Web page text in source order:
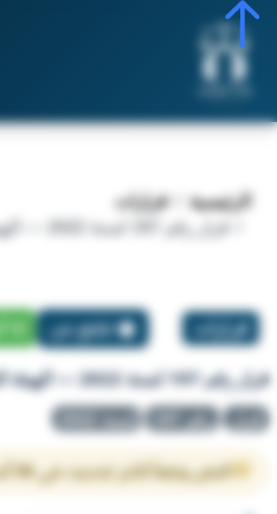
الرئيسية
قرارات
قرار رقم 197 لسنة 2022 — الهيئة العامة للصناعة
قرارات تبليغ عن
قرار رقم 197 لسنة 2022 — الهيئة العامة للصناعة
قرار رقم 197 لسنة 2022
النص وفقاً لآخر تحديث في 06 أغسطس 2026